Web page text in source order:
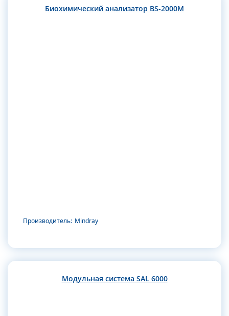
Биохимический анализатор BS-2000M
Производитель: Mindray
Модульная система SAL 6000